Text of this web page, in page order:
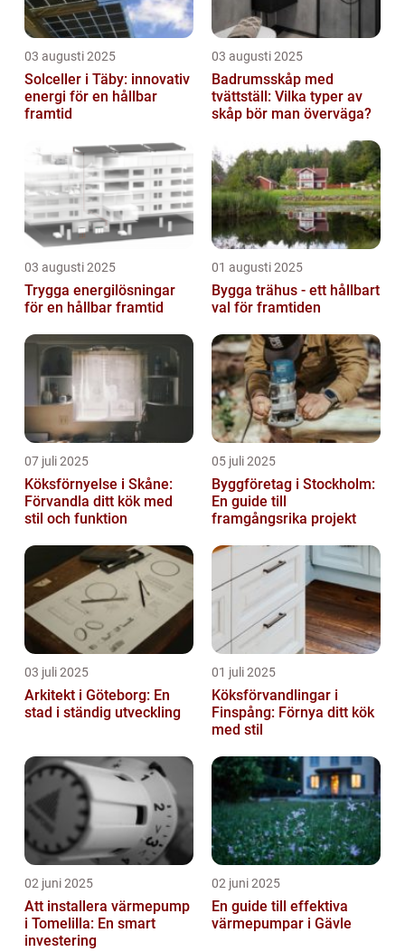
03 augusti 2025
Solceller i Täby: innovativ
energi för en hållbar
framtid
03 augusti 2025
Badrumsskåp med
tvättställ: Vilka typer av
skåp bör man överväga?
03 augusti 2025
Trygga energilösningar
för en hållbar framtid
01 augusti 2025
Bygga trähus - ett hållbart
val för framtiden
07 juli 2025
Köksförnyelse i Skåne:
Förvandla ditt kök med
stil och funktion
05 juli 2025
Byggföretag i Stockholm:
En guide till
framgångsrika projekt
03 juli 2025
Arkitekt i Göteborg: En
stad i ständig utveckling
01 juli 2025
Köksförvandlingar i
Finspång: Förnya ditt kök
med stil
02 juni 2025
Att installera värmepump
i Tomelilla: En smart
investering
02 juni 2025
En guide till effektiva
värmepumpar i Gävle